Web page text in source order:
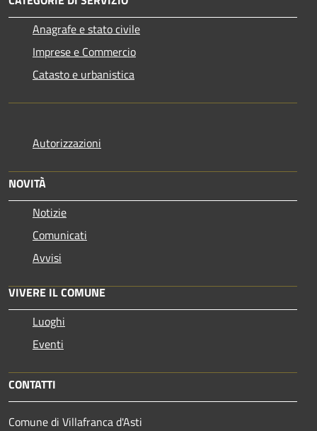
Anagrafe e stato civile
Imprese e Commercio
Catasto e urbanistica
Autorizzazioni
NOVITÀ
Notizie
Comunicati
Avvisi
VIVERE IL COMUNE
Luoghi
Eventi
CONTATTI
Comune di Villafranca d'Asti